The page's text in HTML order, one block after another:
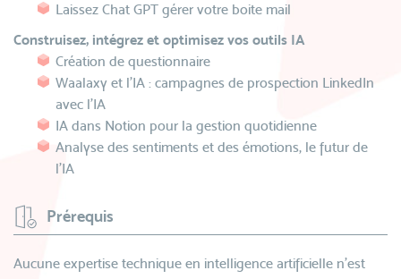
Laissez Chat GPT gérer votre boite mail
Construisez, intégrez et optimisez vos outils IA
Création de questionnaire
Waalaxy et l’IA : campagnes de prospection LinkedIn
avec l’IA
IA dans Notion pour la gestion quotidienne
Analyse des sentiments et des émotions, le futur de
l’IA
Prérequis
Aucune expertise technique en intelligence artificielle n’est